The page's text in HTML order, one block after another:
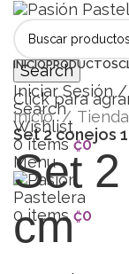
Search
Iniciar Sesión
Search
Wishlist
0items ₡0
Menu
0items ₡0
INICIOPRODUCTOS
Click para
Inicio
Tienda
Set 2 conejos
Set
cm